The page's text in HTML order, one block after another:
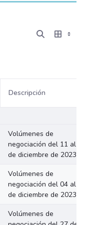
Descripción
Volúmenes de
negociación del 11 al 15
de diciembre de 2023
Volúmenes de
negociación del 04 al 07
de diciembre de 2023
Volúmenes de